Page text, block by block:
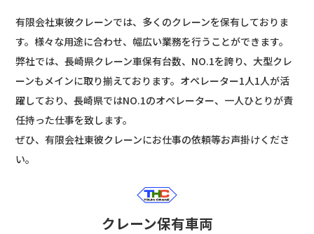
有限会社東彼クレーンでは、多くのクレーンを保有しておりま
す。様々な用途に合わせ、幅広い業務を行うことができます。
弊社では、長崎県クレーン車保有台数、NO.1を誇り、大型クレ
ーンもメインに取り揃えております。オペレーター1人1人が活
躍しており、長崎県ではNO.1のオペレーター、一人ひとりが責
任持った仕事を致します。
ぜひ、有限会社東彼クレーンにお仕事の依頼等お声掛けくださ
い。
クレーン保有車両